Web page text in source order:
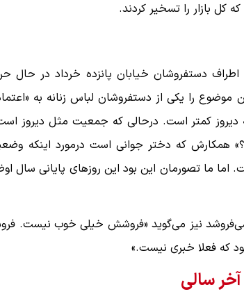
بازار را تسخیر کردند.
دستفروشان خیابان پانزده خرداد در حال
موضوع را یکی از دستفروشان لباس زنانه به
دیروز کمتر است. درحالی که جمعیت مثل
همکارش که دختر جوانی است درمورد اینکه
ما تصورمان این بود این روزهای پایانی سال
می‌فروشد نیز می‌گوید «فروشش خیلی خوب نیست.
که فعلا خبری نیست.»
سالی
جمهور از لحظه حمله به بیت
پزشکیان: از
به‌دنبال
۱۳ مرداد ۱۴۰۵